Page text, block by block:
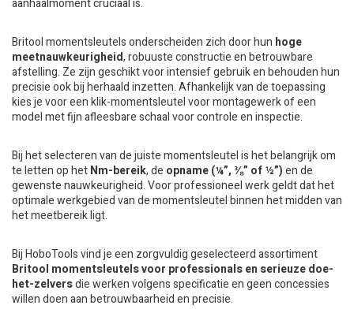
aanhaalmoment cruciaal is.
Britool momentsleutels onderscheiden zich door hun hoge
meetnauwkeurigheid, robuuste constructie en betrouwbare
afstelling. Ze zijn geschikt voor intensief gebruik en behouden hun
precisie ook bij herhaald inzetten. Afhankelijk van de toepassing
kies je voor een klik-momentsleutel voor montagewerk of een
model met fijn afleesbare schaal voor controle en inspectie.
Bij het selecteren van de juiste momentsleutel is het belangrijk om
te letten op hetNm-bereik, de opname (¼”, ⅜” of ½”)en de
gewenste nauwkeurigheid. Voor professioneel werk geldt dat het
optimale werkgebied van de momentsleutel binnen het midden van
het meetbereik ligt.
Bij HoboTools vind je een zorgvuldig geselecteerd assortiment
Britool momentsleutels voor professionals en serieuze doe-
het-zelversdie werken volgens specificatie en geen concessies
willen doen aan betrouwbaarheid en precisie.